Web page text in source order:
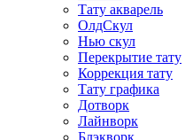
Тату акварель
ОлдСкул
Нью скул
Перекрытие тату
Коррекция тату
Тату графика
Дотворк
Лайнворк
Блэкворк